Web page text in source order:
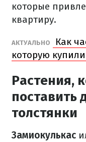
которые
квартиру.
АКТУАЛЬНО
Как
которую
Растения,
поставить
толстянки
Замиокулькас